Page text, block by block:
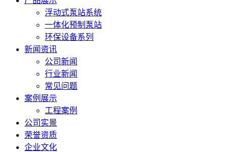
浮动式泵站系统
一体化预制泵站
环保设备系列
新闻资讯
公司新闻
行业新闻
常见问题
案例展示
工程案例
公司实景
荣誉资质
企业文化